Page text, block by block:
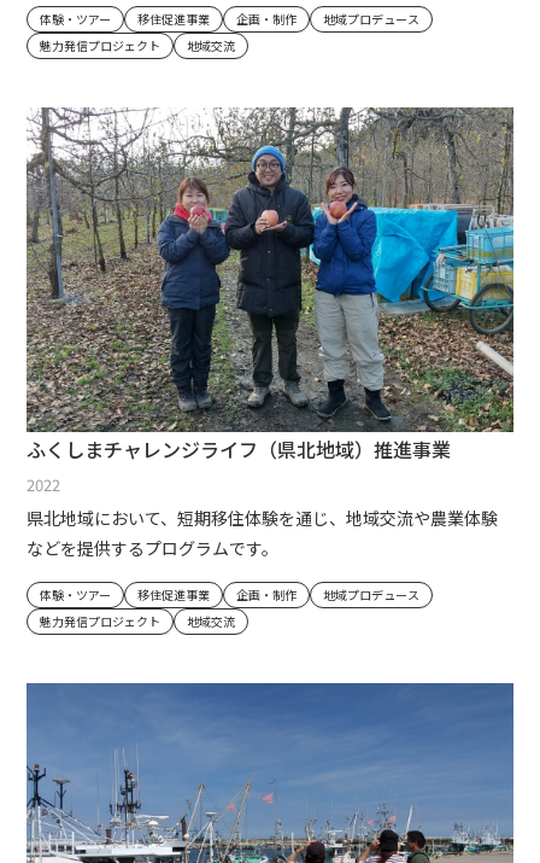
体験・ツアー 移住促進事業 企画・制作
地域プロデュース
魅力発信プロジェクト
地域交流
ふくしまチャレンジライフ（県北地域）推進事業
2022
県北地域において、短期移住体験を通じ、地域交流や農業体験
などを提供するプログラムです。
体験・ツアー 移住促進事業 企画・制作
地域プロデュース
魅力発信プロジェクト
地域交流